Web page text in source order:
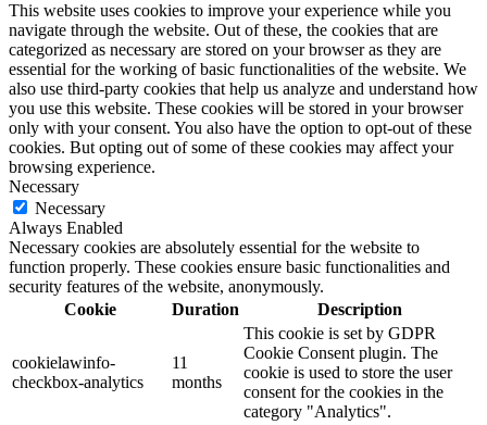
This website uses cookies to improve your experience while you
navigate through the website. Out of these, the cookies that are
categorized as necessary are stored on your browser as they are
essential for the working of basic functionalities of the website. We
also use third-party cookies that help us analyze and understand how
you use this website. These cookies will be stored in your browser
only with your consent. You also have the option to opt-out of these
cookies. But opting out of some of these cookies may affect your
browsing experience.
Necessary
Necessary
Always Enabled
Necessary cookies are absolutely essential for the website to
function properly. These cookies ensure basic functionalities and
security features of the website, anonymously.
Cookie
Duration Description
cookielawinfo-
checkbox-analytics
11
months
This cookie is set by GDPR
Cookie Consent plugin. The
cookie is used to store the user
consent for the cookies in the
category "Analytics".